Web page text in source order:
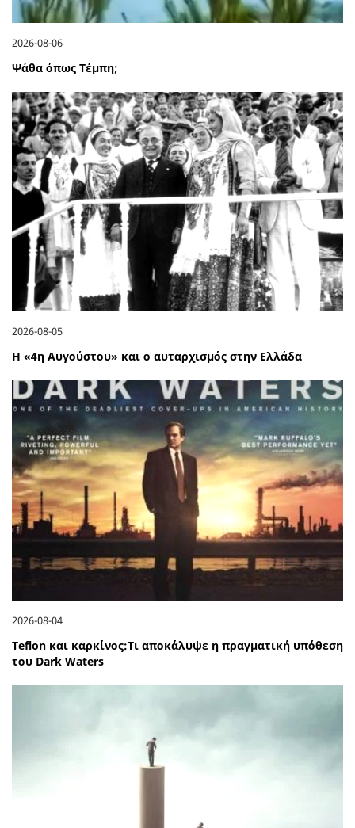
2026-08-06
Ψάθα όπως Τέμπη;
2026-08-05
Η «4η Αυγούστου» και ο αυταρχισμός στην Ελλάδα
2026-08-04
Teflon και καρκίνος:Τι αποκάλυψε η πραγματική υπόθεση
του Dark Waters